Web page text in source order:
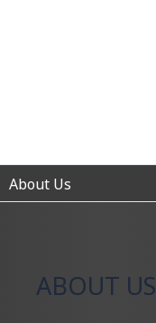
About Us
ABOUT US